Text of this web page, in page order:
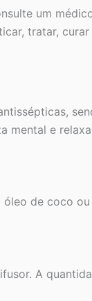
um
tratar,
e
de coco
A